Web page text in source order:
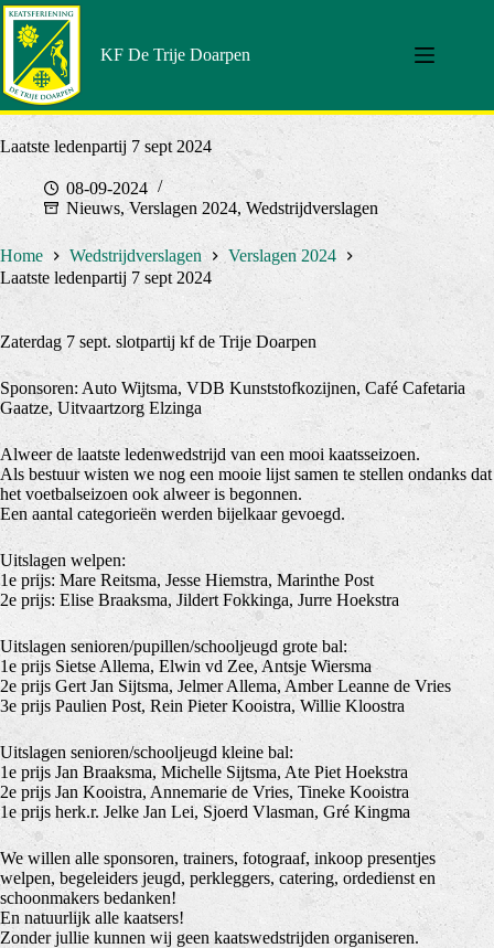
Doorgaan
naar
artikel
KF De Trije Doarpen
Laatste ledenpartij 7 sept 2024
08-09-2024
Nieuws,Verslagen 2024, Wedstrijdverslagen
Home Wedstrijdverslagen
Verslagen 2024
Laatste ledenpartij 7 sept 2024
Zaterdag 7 sept. slotpartij kf de Trije Doarpen
Sponsoren: Auto Wijtsma, VDB Kunststofkozijnen, Café Cafetaria
Gaatze, Uitvaartzorg Elzinga
Alweer de laatste ledenwedstrijd van een mooi kaatsseizoen.
Als bestuur wisten we nog een mooie lijst samen te stellen ondanks dat
het voetbalseizoen ook alweer is begonnen.
Een aantal categorieën werden bijelkaar gevoegd.
Uitslagen welpen:
1e prijs: Mare Reitsma, Jesse Hiemstra, Marinthe Post
2e prijs: Elise Braaksma, Jildert Fokkinga, Jurre Hoekstra
Uitslagen senioren/pupillen/schooljeugd grote bal:
1e prijs Sietse Allema, Elwin vd Zee, Antsje Wiersma
2e prijs Gert Jan Sijtsma, Jelmer Allema, Amber Leanne de Vries
3e prijs Paulien Post, Rein Pieter Kooistra, Willie Kloostra
Uitslagen senioren/schooljeugd kleine bal:
1e prijs Jan Braaksma, Michelle Sijtsma, Ate Piet Hoekstra
2e prijs Jan Kooistra, Annemarie de Vries, Tineke Kooistra
1e prijs herk.r. Jelke Jan Lei, Sjoerd Vlasman, Gré Kingma
We willen alle sponsoren, trainers, fotograaf, inkoop presentjes
welpen, begeleiders jeugd, perkleggers, catering, ordedienst en
schoonmakers bedanken!
En natuurlijk alle kaatsers!
Zonder jullie kunnen wij geen kaatswedstrijden organiseren.